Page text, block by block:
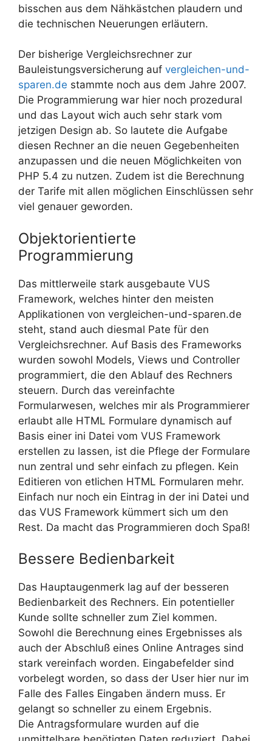
bisschen aus dem Nähkästchen plaudern und
die technischen Neuerungen erläutern.
Der bisherige Vergleichsrechner zur
Bauleistungsversicherung auf vergleichen-und-
sparen.de stammte noch aus dem Jahre 2007.
Die Programmierung war hier noch prozedural
und das Layout wich auch sehr stark vom
jetzigen Design ab. So lautete die Aufgabe
diesen Rechner an die neuen Gegebenheiten
anzupassen und die neuen Möglichkeiten von
PHP 5.4 zu nutzen. Zudem ist die Berechnung
der Tarife mit allen möglichen Einschlüssen sehr
viel genauer geworden.
Objektorientierte
Programmierung
Das mittlerweile stark ausgebaute VUS
Framework, welches hinter den meisten
Applikationen von vergleichen-und-sparen.de
steht, stand auch diesmal Pate für den
Vergleichsrechner. Auf Basis des Frameworks
wurden sowohl Models, Views und Controller
programmiert, die den Ablauf des Rechners
steuern. Durch das vereinfachte
Formularwesen, welches mir als Programmierer
erlaubt alle HTML Formulare dynamisch auf
Basis einer ini Datei vom VUS Framework
erstellen zu lassen, ist die Pflege der Formulare
nun zentral und sehr einfach zu pflegen. Kein
Editieren von etlichen HTML Formularen mehr.
Einfach nur noch ein Eintrag in der ini Datei und
das VUS Framework kümmert sich um den
Rest. Da macht das Programmieren doch Spaß!
Bessere Bedienbarkeit
Das Hauptaugenmerk lag auf der besseren
Bedienbarkeit des Rechners. Ein potentieller
Kunde sollte schneller zum Ziel kommen.
Sowohl die Berechnung eines Ergebnisses als
auch der Abschluß eines Online Antrages sind
stark vereinfach worden. Eingabefelder sind
vorbelegt worden, so dass der User hier nur im
Falle des Falles Eingaben ändern muss. Er
gelangt so schneller zu einem Ergebnis.
Die Antragsformulare wurden auf die